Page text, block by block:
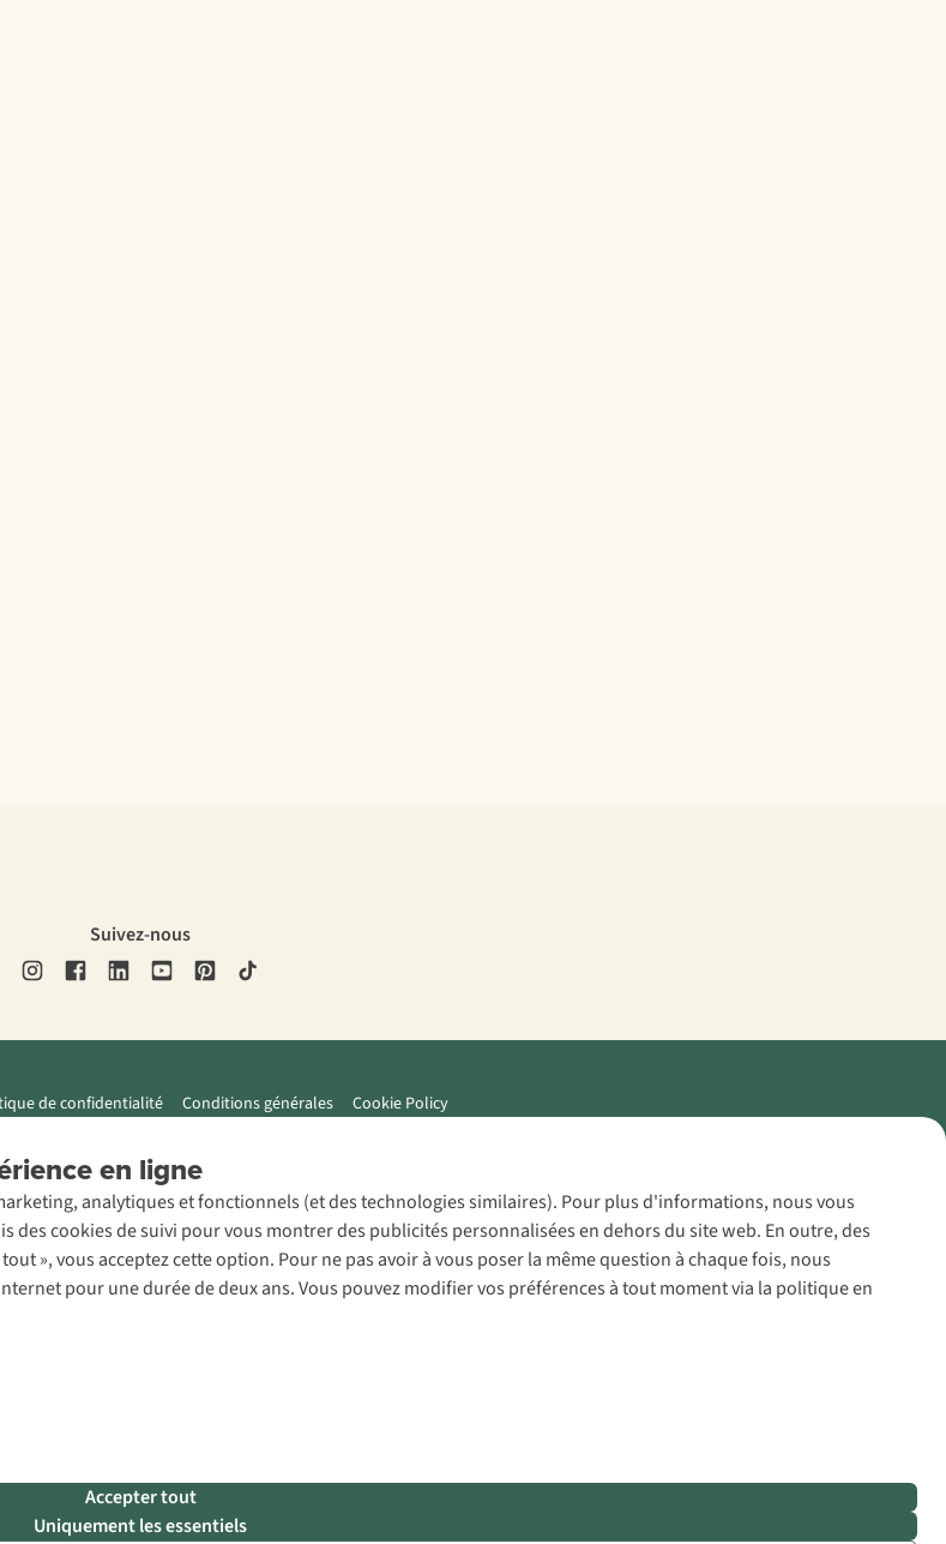
en ligne
analytiques et fonctionnels (et des technologies similaires). Pour plus d'informations, nous vous
cookies de suivi pour vous montrer des publicités personnalisées en dehors du site web. En outre, des
», vous acceptez cette option. Pour ne pas avoir à vous poser la même question à chaque fois, nous
pour une durée de deux ans. Vous pouvez modifier vos préférences à tout moment via la politique en
Accepter tout
Uniquement les essentiels
Suivez-nous
de confidentialité Conditions générales Cookie Policy